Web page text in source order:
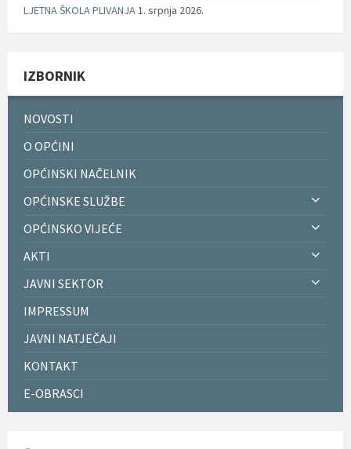
LJETNA ŠKOLA PLIVANJA1. srpnja 2026.
IZBORNIK
NOVOSTI
O OPĆINI
OPĆINSKI NAČELNIK
OPĆINSKE SLUŽBE
OPĆINSKO VIJEĆE
AKTI
JAVNI SEKTOR
IMPRESSUM
JAVNI NATJEČAJI
KONTAKT
E-OBRASCI